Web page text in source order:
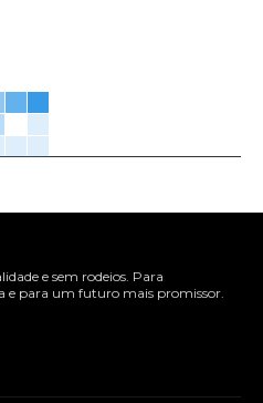
e sem rodeios. Para
e para um futuro mais promissor.